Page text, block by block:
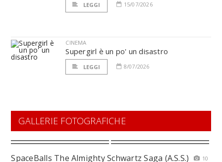
LEGGI 15/07/2026
CINEMA
Supergirl è un po' un disastro
LEGGI 8/07/2026
GALLERIE FOTOGRAFICHE
SpaceBalls The Almighty Schwartz Saga (A.S.S.)
10